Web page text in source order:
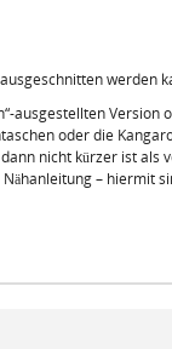
werden
ausgestellten
oder die
nicht kürzer ist als
– hiermit